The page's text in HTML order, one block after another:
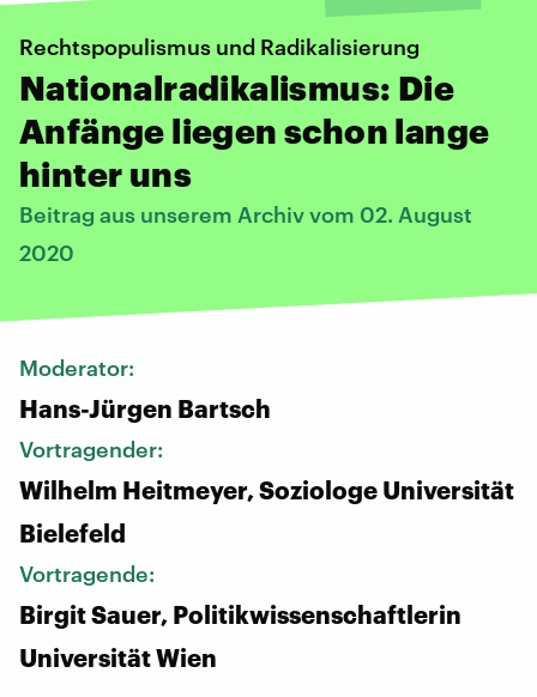
Rechtspopulismus und Radikalisierung
Nationalradikalismus: Die
Anfänge liegen schon lange
hinter uns
Beitrag aus unserem Archiv vom 02. August
2020
Moderator:
Hans-Jürgen Bartsch
Vortragender:
Wilhelm Heitmeyer, Soziologe Universität
Bielefeld
Vortragende:
Birgit Sauer, Politikwissenschaftlerin
Universität Wien